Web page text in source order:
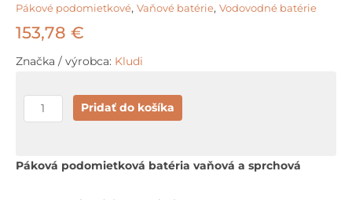
Pákové podomietkové, Vaňové batérie, Vodovodné batérie
153,78 €
Značka / výrobca: Kludi
množstvo
Kludi
Batéria
Pridať do košíka
Páková podomietková batéria vaňová a sprchová